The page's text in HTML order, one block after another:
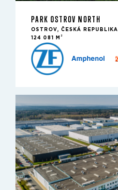
PARK OSTROV NORTH
OSTROV, ČESKÁ REPUBLIKA
124 081 M
2